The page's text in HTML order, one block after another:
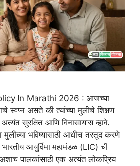
In Marathi 2026 : आजच्या
स्वप्न असते की त्यांच्या मुलीचे शिक्षण
सुरक्षित आणि विनासायास व्हावे.
मुलीच्या भविष्यासाठी आधीच तरतूद करणे
आयुर्विमा महामंडळ (LIC) ची
अशाच पालकांसाठी एक अत्यंत लोकप्रिय